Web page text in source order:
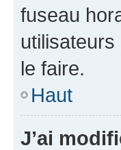
fuseau
utilisateurs
le faire.
Haut
J’ai